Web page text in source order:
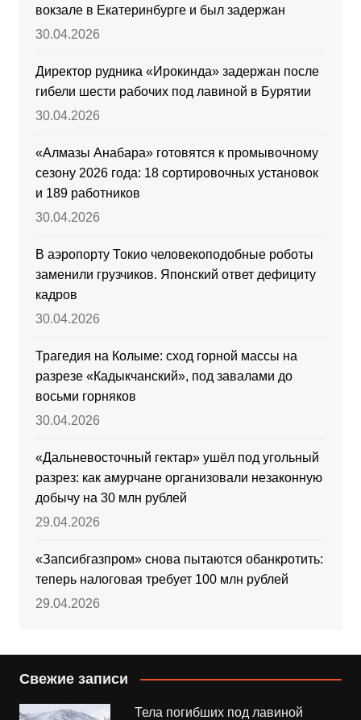
вокзале в Екатеринбурге и был задержан
30.04.2026
Директор рудника «Ирокинда» задержан после
гибели шести рабочих под лавиной в Бурятии
30.04.2026
«Алмазы Анабара» готовятся к промывочному
сезону 2026 года: 18 сортировочных установок
и 189 работников
30.04.2026
В аэропорту Токио человекоподобные роботы
заменили грузчиков. Японский ответ дефициту
кадров
30.04.2026
Трагедия на Колыме: сход горной массы на
разрезе «Кадыкчанский», под завалами до
восьми горняков
30.04.2026
«Дальневосточный гектар» ушёл под угольный
разрез: как амурчане организовали незаконную
добычу на 30 млн рублей
29.04.2026
«Запсибгазпром» снова пытаются обанкротить:
теперь налоговая требует 100 млн рублей
29.04.2026
Свежие записи
Тела погибших под лавиной